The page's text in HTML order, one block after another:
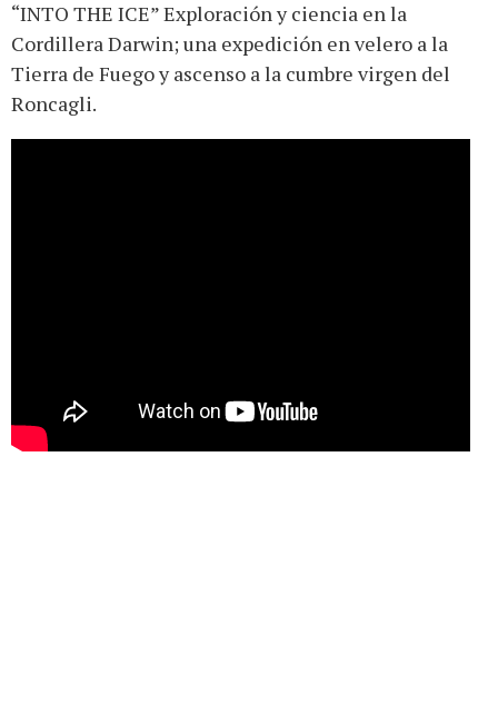
“INTO THE ICE” Exploración y ciencia en la
Cordillera Darwin; una expedición en velero a la
Tierra de Fuego y ascenso a la cumbre virgen del
Roncagli.